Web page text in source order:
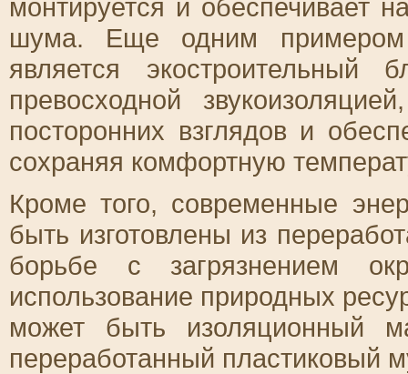
монтируется и обеспечивает
шума. Еще одним примером
является
превосходной
посторонних взглядов и
сохраняя комфортную
Кроме того, современные
быть изготовлены из
борьбе с загрязнением
использование природных
может быть изоляционный
переработанный пластиковый